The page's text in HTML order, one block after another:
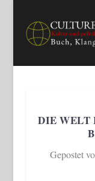
DIE WELT
Gepostet